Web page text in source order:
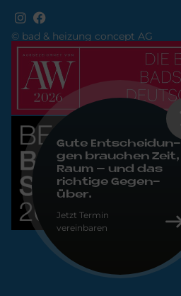
© bad & heizung concept AG
Bild
Gute Ent­schei­dun­
gen brau­chen Zeit,
Raum – und das
rich­ti­ge Ge­gen­
über.
Jetzt Termin
vereinbaren